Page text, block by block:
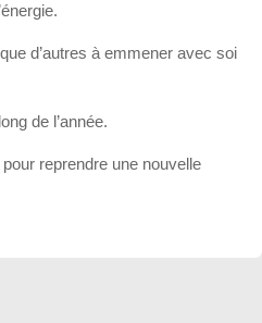
d’autres à emmener avec soi
de l’année.
reprendre une nouvelle